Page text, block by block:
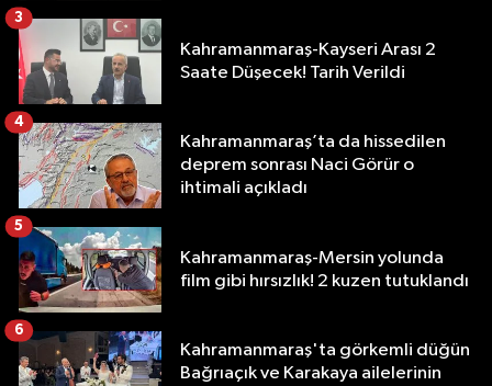
Kahramanmaraş-Kayseri Arası 2
Saate Düşecek! Tarih Verildi
3
Kahramanmaraş’ta da hissedilen
deprem sonrası Naci Görür o
ihtimali açıkladı
4
Kahramanmaraş-Mersin yolunda
film gibi hırsızlık! 2 kuzen tutuklandı
5
Kahramanmaraş'ta görkemli düğün
Bağrıaçık ve Karakaya ailelerinin
6